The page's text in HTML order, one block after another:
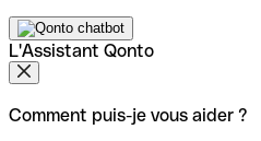
L'Assistant Qonto
Comment puis-je vous aider ?